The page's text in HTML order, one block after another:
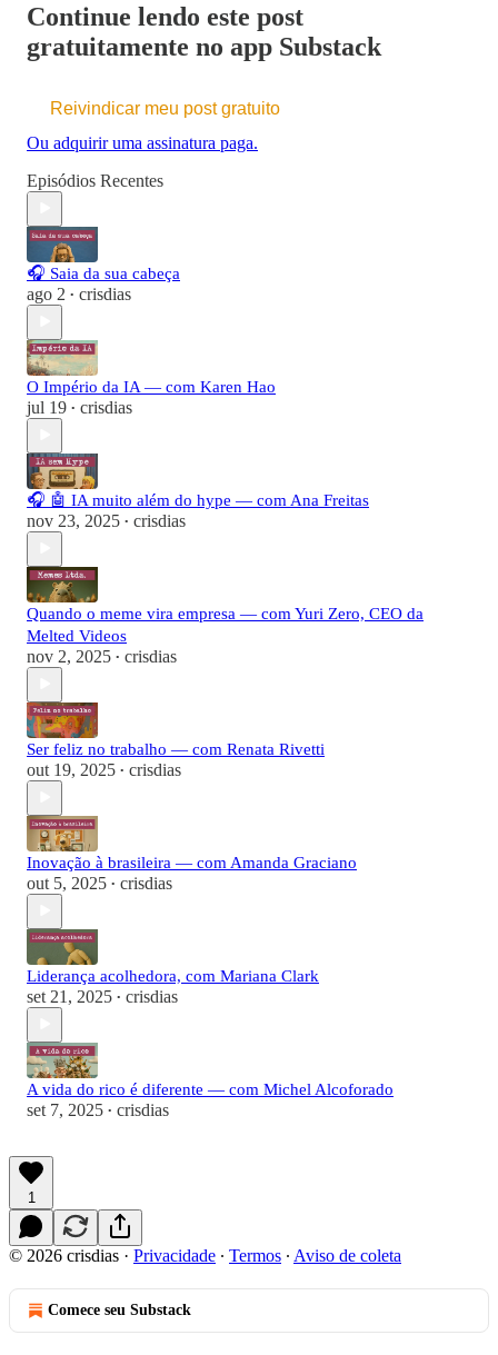
Continue lendo este post
gratuitamente no app Substack
Reivindicar meu post gratuito
Ou adquirir uma assinatura paga.
Episódios Recentes
🎧 Saia da sua cabeça
ago 2 • crisdias
O Império da IA — com Karen Hao
jul 19 • crisdias
🎧 🤖 IA muito além do hype — com Ana Freitas
nov 23, 2025 • crisdias
Quando o meme vira empresa — com Yuri Zero, CEO da
Melted Videos
nov 2, 2025 • crisdias
Ser feliz no trabalho — com Renata Rivetti
out 19, 2025 • crisdias
Inovação à brasileira — com Amanda Graciano
out 5, 2025 • crisdias
Liderança acolhedora, com Mariana Clark
set 21, 2025 • crisdias
A vida do rico é diferente — com Michel Alcoforado
set 7, 2025 • crisdias
1
© 2026 crisdias · Privacidade ∙ Termos ∙ Aviso de coleta
Comece seu Substack